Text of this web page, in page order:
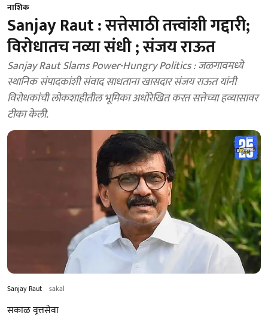
नाशिक
Sanjay Raut : सत्तेसाठी तत्त्वांशी गद्दारी;
विरोधातच नव्या संधी ; संजय राऊत
Sanjay Raut Slams Power-Hungry Politics : जळगावमध्ये
स्थानिक संपादकांशी संवाद साधताना खासदार संजय राऊत यांनी
विरोधकांची लोकशाहीतील भूमिका अधोरेखित करत सत्तेच्या हव्यासावर
टीका केली.
Sanjay Raut sakal
सकाळ वृत्तसेवा